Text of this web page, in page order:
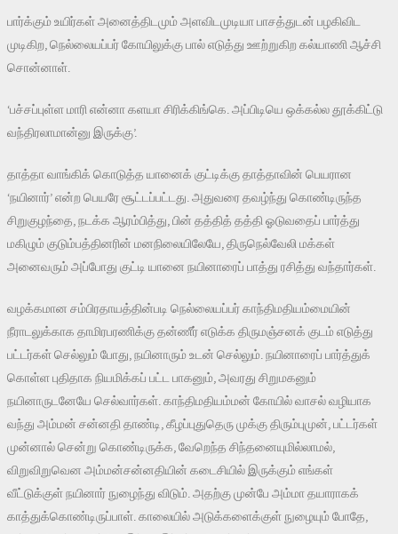
பார்க்கும் உயிர்கள் அனைத்திடமும் அளவிடமுடியா பாசத்துடன் பழகிவிட
முடிகிற, நெல்லையப்பர் கோயிலுக்கு பால் எடுத்து ஊற்றுகிற கல்யாணி ஆச்சி
சொன்னாள்.
‘பச்சப்புள்ள மாரி என்னா களயா சிரிக்கிங்கெ. அப்பிடியெ ஒக்கல்ல தூக்கிட்டு
வந்திரலாமான்னு இருக்கு’.
தாத்தா வாங்கிக் கொடுத்த யானைக் குட்டிக்கு தாத்தாவின் பெயரான
‘நயினார்’ என்ற பெயரே சூட்டப்பட்டது. அதுவரை தவழ்ந்து கொண்டிருந்த
சிறுகுழந்தை, நடக்க ஆரம்பித்து, பின் தத்தித் தத்தி ஓடுவதைப் பார்த்து
மகிழும் குடும்பத்தினரின் மனநிலையிலேயே, திருநெல்வேலி மக்கள்
அனைவரும் அப்போது குட்டி யானை நயினாரைப் பாத்து ரசித்து வந்தார்கள்.
வழக்கமான சம்பிரதாயத்தின்படி நெல்லையப்பர் காந்திமதியம்மையின்
நீராடலுக்காக தாமிரபரணிக்கு தன்ணீர் எடுக்க திருமஞ்சனக் குடம் எடுத்து
பட்டர்கள் செல்லும் போது, நயினாரும் உடன் செல்லும். நயினாரைப் பார்த்துக்
கொள்ள புதிதாக நியமிக்கப் பட்ட பாகனும், அவரது சிறுமகனும்
நயினாருடனேயே செல்வார்கள். காந்திமதியம்மன் கோயில் வாசல் வழியாக
வந்து அம்மன் சன்னதி தாண்டி, கீழப்புதுதெரு முக்கு திரும்புமுன், பட்டர்கள்
முன்னால் சென்று கொண்டிருக்க, வேறெந்த சிந்தனையுமில்லாமல்,
விறுவிறுவென அம்மன்சன்னதியின் கடைசியில் இருக்கும் எங்கள்
வீட்டுக்குள் நயினார் நுழைந்து விடும். அதற்கு முன்பே அம்மா தயாராகக்
காத்துக்கொண்டிருப்பாள். காலையில் அடுக்களைக்குள் நுழையும் போதே,